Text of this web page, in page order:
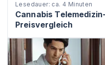
Lesedauer: ca. 4 Minuten
Cannabis
Preisvergleich